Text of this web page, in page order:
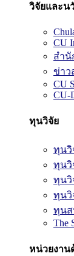
วิจัยและน
CU
สำนั
ข่าว
CU
CU-
ทุนวิจัย
ทุนวิ
ทุนวิ
ทุนวิ
ทุนวิ
ทุนส
The
หน่วยงาน